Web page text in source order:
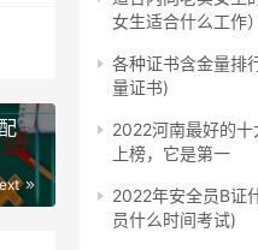
女生适合什么工作）
各种证书含金量排
量证书)
2022河南最好的
上榜，它是第一
2022年安全员B证
员什么时间考试)